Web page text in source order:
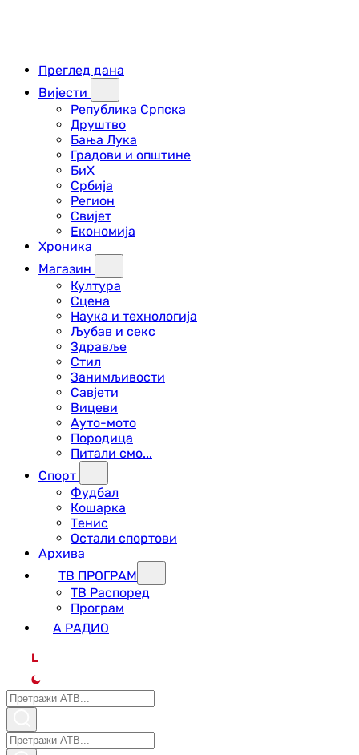
Преглед дана
Вијести
Република Српска
Друштво
Бања Лука
Градови и општине
БиХ
Србија
Регион
Свијет
Економија
Хроника
Магазин
Култура
Сцена
Наука и технологија
Љубав и секс
Здравље
Стил
Занимљивости
Савјети
Вицеви
Ауто-мото
Породица
Питали смо...
Спорт
Фудбал
Кошарка
Тенис
Остали спортови
Архива
ТВ ПРОГРАМ
ТВ Распоред
Програм
А РАДИО
L